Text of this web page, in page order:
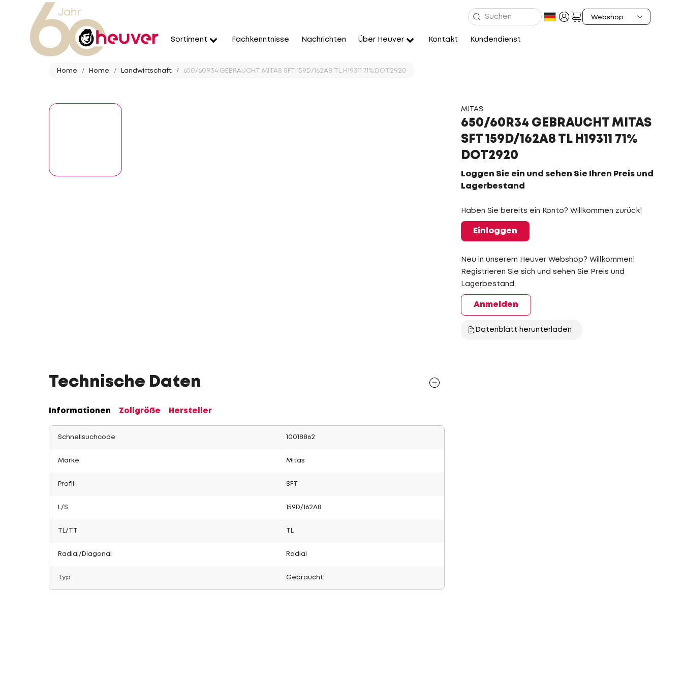
Sortiment Fachkenntnisse Nachrichten Über Heuver Kontakt Kundendienst
Home Home Landwirtschaft 650/60R34 GEBRAUCHT MITAS SFT 159D/162A8 TL H19311 71% DOT2920
MITAS
650/60R34 GEBRAUCHT MITAS
SFT 159D/162A8 TL H19311 71%
DOT2920
Loggen Sie ein und sehen Sie Ihren Preis und
Lagerbestand
Haben Sie bereits ein Konto? Willkommen zurück!
Einloggen
Neu in unserem Heuver Webshop? Willkommen!
Registrieren Sie sich und sehen Sie Preis und
Lagerbestand.
Anmelden
Datenblatt herunterladen
Technische Daten
Informationen Zollgröße Hersteller
Schnellsuchcode 10018862
Marke Mitas
Profil SFT
L/S 159D/162A8
TL/TT
Radial/Diagonal Radial
Typ Gebraucht